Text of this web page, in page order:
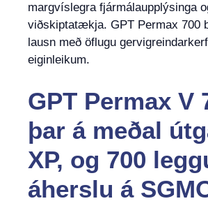
margvíslegra fjármálaupplýsinga
viðskiptatækja. GPT Permax 700
lausn með öflugu
eiginleikum.
GPT Permax V
þar á meðal
XP, og 700
áherslu á